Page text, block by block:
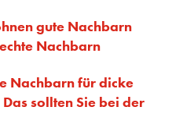
gute Nachbarn
Nachbarn
Nachbarn für dicke
Das sollten Sie bei der